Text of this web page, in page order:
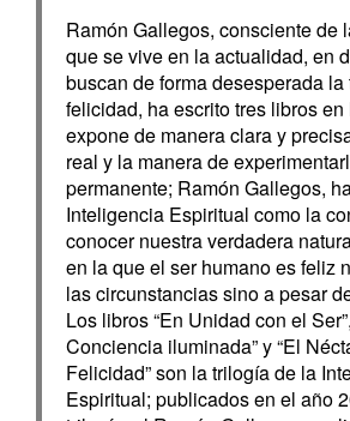
Ramón Gallegos, consciente de
que se vive en la actualidad, en
buscan de forma desesperada
felicidad, ha escrito tres libros
expone de manera clara y
real y la manera de
permanente; Ramón Gallegos,
Inteligencia Espiritual como la
conocer nuestra verdadera
en la que el ser humano es feliz
las circunstancias sino a pesar
Los libros “En Unidad con el
Conciencia iluminada” y “El
Felicidad” son la trilogía de la
Espiritual; publicados en el año